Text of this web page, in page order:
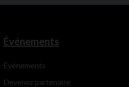
Événements
Événements
Devenez partenaire